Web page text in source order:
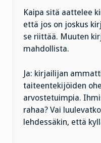
Kaipa sitä aattelee
että jos on joskus
se riittää. Muuten
mahdollista.
Ja: kirjailijan
taiteentekijöiden
arvostetuimpia.
rahaa? Vai
lehdessäkin, että